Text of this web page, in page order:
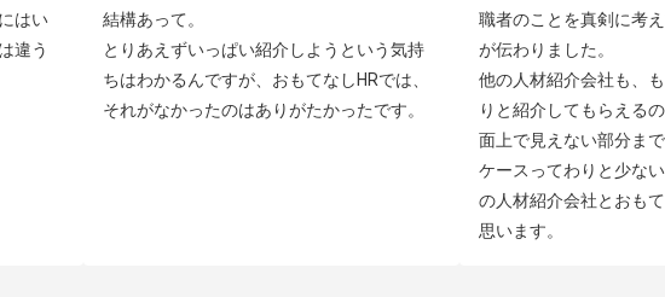
はい
違う
結構あって。
とりあえずいっぱい紹介しようという気持
ちはわかるんですが、おもてなしHRでは、
それがなかったのはありがたかったです。
職者のことを真剣に考
が伝わりました。
他の人材紹介会社も、
りと紹介してもらえる
面上で見えない部分ま
ケースってわりと少な
の人材紹介会社とおも
思います。